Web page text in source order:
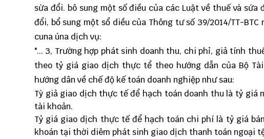
sừa đổi. bô sung một số điều của các Luật về thuế và
đổi, bổ sung một sổ diều của Thông tư số 39/2014/TT-
cuna úna dịch vụ:
"... 3, Trường hợp phát sinh doanh thu, chi phỉ, giả tính
theo tỷ giá giao dịch thực tể theo hướng dẫn của Bộ
hướng dân về chế độ kế toán doanh nghiệp như sau:
Tỳ giả giao dịch thực tế để hạch toán doanh thu là tỷ giá
tài khoản.
Tỷ giá giao dịch thực tế để hạch toán chi phí là tỷ giá
khoán tại thời diêm phát sinh giao dịch thanh toán ngoại